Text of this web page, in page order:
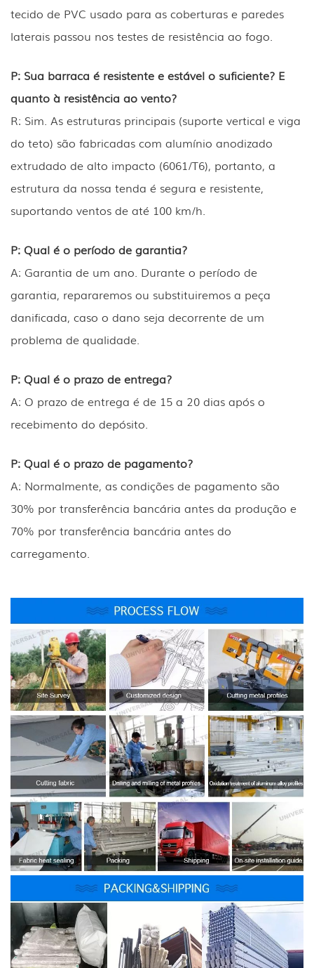
tecido de PVC usado para as coberturas e paredes
laterais passou nos testes de resistência ao fogo.
P: Sua barraca é resistente e estável o suficiente? E
quanto à resistência ao vento?
R: Sim. As estruturas principais (suporte vertical e viga
do teto) são fabricadas com alumínio anodizado
extrudado de alto impacto (6061/T6), portanto, a
estrutura da nossa tenda é segura e resistente,
suportando ventos de até 100 km/h.
P: Qual é o período de garantia?
A: Garantia de um ano. Durante o período de
garantia, repararemos ou substituiremos a peça
danificada, caso o dano seja decorrente de um
problema de qualidade.
P: Qual é o prazo de entrega?
A: O prazo de entrega é de 15 a 20 dias após o
recebimento do depósito.
P: Qual é o prazo de pagamento?
A: Normalmente, as condições de pagamento são
30% por transferência bancária antes da produção e
70% por transferência bancária antes do
carregamento.